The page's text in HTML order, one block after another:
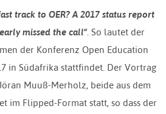
track to OER? A 2017 status report
missed the call“. So lautet der
der Konferenz Open Education
in Südafrika stattfindet. Der Vortrag
Muuß-Merholz, beide aus dem
im Flipped-Format statt, so dass der